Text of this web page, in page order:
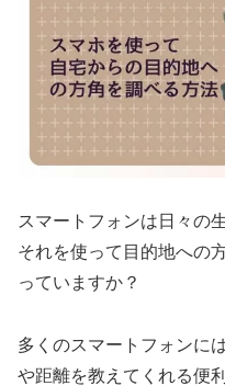
スマートフォンは日々の
それを使って目的地への
っていますか？
多くのスマートフォンに
や距離を教えてくれる便